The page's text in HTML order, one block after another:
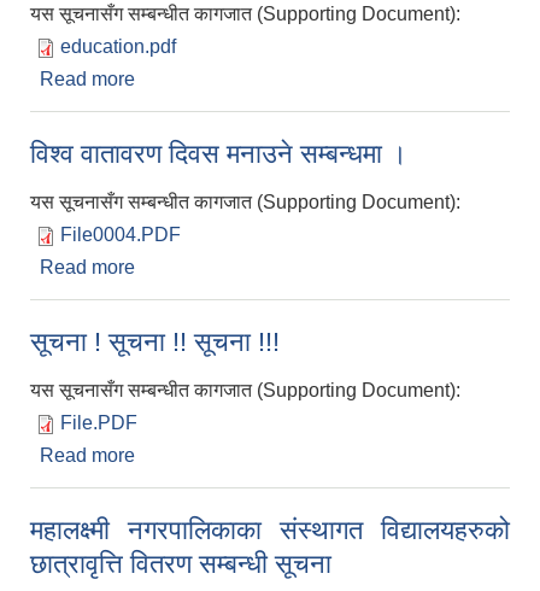
यस सूचनासँग सम्बन्धीत कागजात (Supporting Document):
education.pdf
Read more
विश्व वातावरण दिवस मनाउने सम्बन्धमा ।
यस सूचनासँग सम्बन्धीत कागजात (Supporting Document):
File0004.PDF
Read more
सूचना ! सूचना !! सूचना !!!
यस सूचनासँग सम्बन्धीत कागजात (Supporting Document):
File.PDF
Read more
महालक्ष्मी नगरपालिकाका संस्थागत विद्यालयहरुको
छात्रावृत्ति वितरण सम्बन्धी सूचना